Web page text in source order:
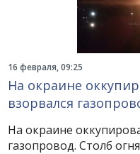
16 февраля, 09:25
На окраине
взорвался
На окраине
газопровод. Столб